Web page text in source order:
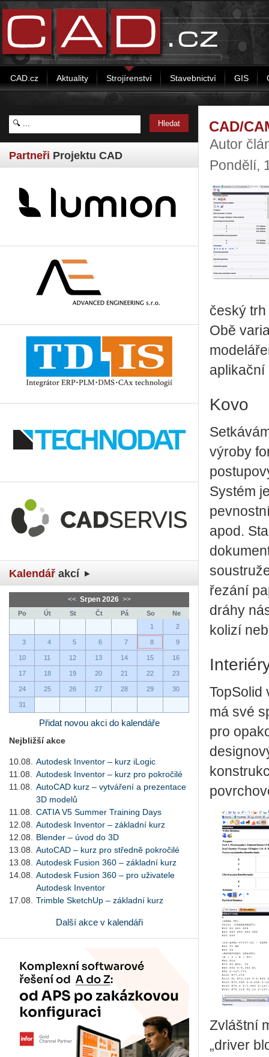
CAD.cz Aktuality Strojírenství Stavebnictví GIS
Partneři Projektu CAD
Kalendář akcí
<< Srpen 2026 >>
Po Út St Čt Pá So
Ne
1
2
3 4 5 6 7 8 9
10 11 12 13 14 15 16
17 18 19 20 21 22 23
24 25 26 27 28 29 30
31
Přidat novou akci do kalendáře
Nejbližší akce
10.08.
Autodesk Inventor – kurz iLogic
11.08.
Autodesk Inventor – kurz pro pokročilé
11.08.
AutoCAD kurz – vytváření a prezentace
3D modelů
11.08.
CATIA V5 Summer Training Days
12.08.
Autodesk Inventor – základní kurz
12.08.
Blender – úvod do 3D
13.08.
AutoCAD – kurz pro středně pokročilé
13.08.
Autodesk Fusion 360 – základní kurz
14.08.
Autodesk Fusion 360 – pro uživatele
Autodesk Inventor
17.08.
Trimble SketchUp – základní kurz
Další akce v kalendáři
CAD/
Autor
Pondělí,
český
Obě
aplikační
Kovo
výroby
Systém
apod.
řezání
dráhy
kolizí
TopSolid
má své
pro
Zvláštní
„driver